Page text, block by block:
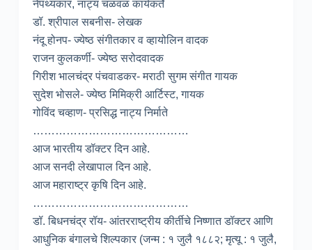
नेपथ्यकार, नाट्य चळवळ कार्यकर्ते
डॉ. श्रीपाल सबनीस- लेखक
नंदू होनप- ज्येष्ठ संगीतकार व व्हायोलिन वादक
राजन कुलकर्णी- ज्येष्ठ सरोदवादक
गिरीश भालचंद्र पंचवाडकर- मराठी सुगम संगीत गायक
सुदेश भोसले- ज्येष्ठ मिमिक्री आर्टिस्ट, गायक
गोविंद चव्हाण- प्रसिद्ध नाट्य निर्माते
……………………………………
आज भारतीय डॉक्टर दिन आहे.
आज सनदी लेखापाल दिन आहे.
आज महाराष्ट्र कृषि दिन आहे.
……………………………………
डॉ. बिधनचंद्र रॉय- आंतरराष्ट्रीय कीर्तीचे निष्णात डॉक्टर आणि
आधुनिक बंगालचे शिल्पकार (जन्म : १ जुलै १८८२; मृत्यू : १ जुलै,